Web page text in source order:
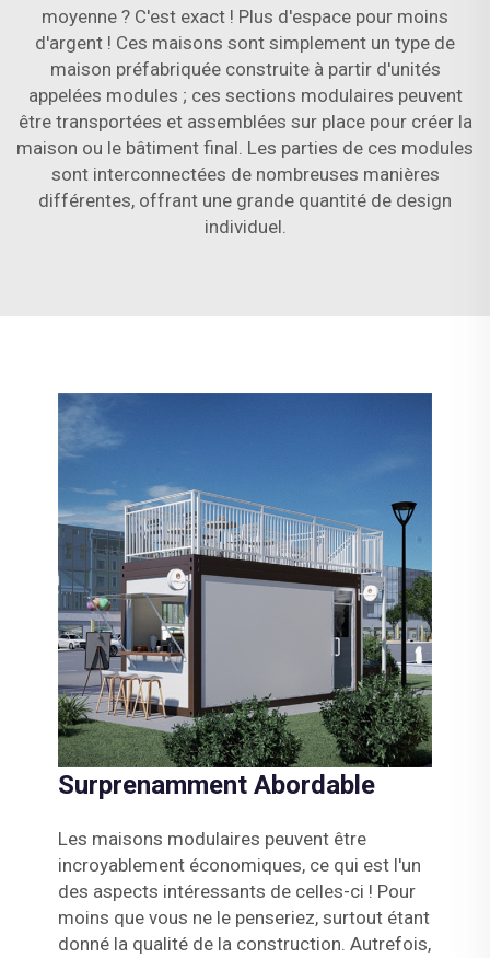
moyenne ? C'est exact ! Plus d'espace pour moins
d'argent ! Ces maisons sont simplement un type de
maison préfabriquée construite à partir d'unités
appelées modules ; ces sections modulaires peuvent
être transportées et assemblées sur place pour créer la
maison ou le bâtiment final. Les parties de ces modules
sont interconnectées de nombreuses manières
différentes, offrant une grande quantité de design
individuel.
Surprenamment Abordable
Les maisons modulaires peuvent être
incroyablement économiques, ce qui est l'un
des aspects intéressants de celles-ci ! Pour
moins que vous ne le penseriez, surtout étant
donné la qualité de la construction. Autrefois,